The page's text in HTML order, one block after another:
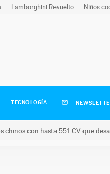
Lamborghini Revuelto Niños
TECNOLOGÍA
con hasta 551 CV que